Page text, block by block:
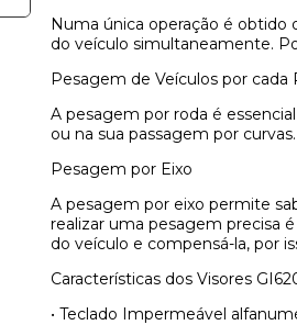
Numa única operação é obtido
do veículo simultaneamente.
Pesagem de Veículos por cada
A pesagem por roda é
ou na sua passagem por curvas.
Pesagem por Eixo
A pesagem por eixo permite
realizar uma pesagem precisa
do veículo e compensá-la, por
Características dos Visores
• Teclado Impermeável